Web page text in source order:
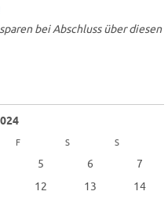
bei Abschluss über diesen
F S S
5 6
7
12 13
14